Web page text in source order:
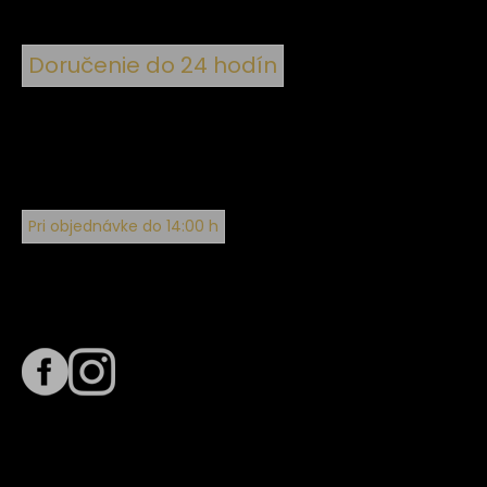
Doručenie do 24 hodín
Pri objednávke do 14:00 h